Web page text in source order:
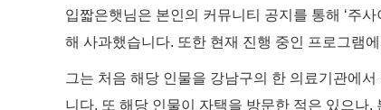
입짧은햇님은 본인의 커뮤니티 공지를 통해 ‘주
해 사과했습니다. 또한 현재 진행 중인 프로그램
그는 처음 해당 인물을 강남구의 한 의료기관에
니다. 또 해당 인물이 자택을 방문한 적은 있으나